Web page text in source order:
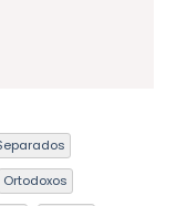
Ortodoxos